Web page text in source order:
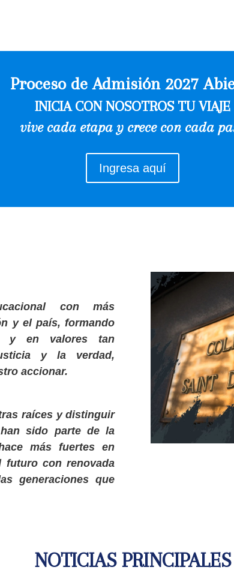
Proceso de Admisión 2027
INICIA CON NOSOTROS TU VIAJE
vive cada etapa y crece con cada
Ingresa aquí
con más
y el país, formando
y en valores tan
y la verdad,
accionar.
raíces y distinguir
sido parte de la
más fuertes en
futuro con renovada
generaciones que
NOTICIAS PRINCIPALES